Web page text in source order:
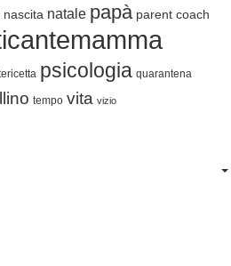
nascita natale papà parent coach
psicologia quarantena
tempo vita vizio